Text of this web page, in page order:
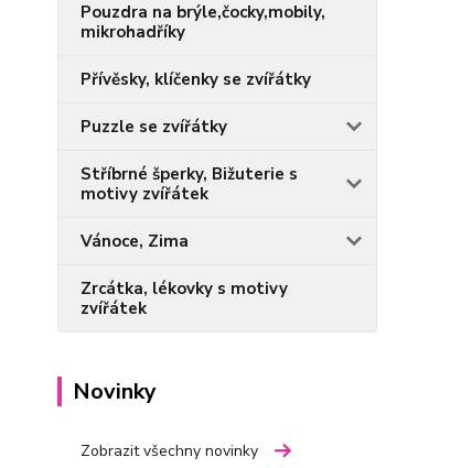
Pouzdra na brýle,čocky,mobily,
mikrohadříky
Přívěsky, klíčenky se zvířátky
Puzzle se zvířátky
Stříbrné šperky, Bižuterie s
motivy zvířátek
Vánoce, Zima
Zrcátka, lékovky s motivy
zvířátek
Novinky
Zobrazit všechny novinky